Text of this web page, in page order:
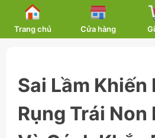
content
Trang chủ Cửa hàng
Sai Lầm Khiến
Rụng Trái Non